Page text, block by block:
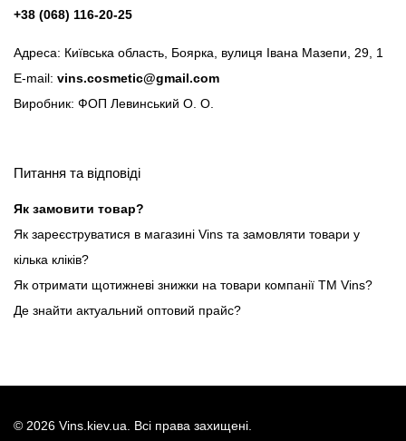
+38 (068) 116-20-25
Адреса: Київська область, Боярка, вулиця Івана Мазепи, 29, 1
E-mail: vins.cosmetic@gmail.com
Виробник: ФОП Левинський О. О.
Питання та відповіді
Як замовити товар?
Як зареєструватися в магазині Vins та замовляти товари у
кілька кліків?
Як отримати щотижневі знижки на товари компанії ТМ Vins?
Де знайти актуальний оптовий прайс?
© 2026 Vins.kiev.ua. Всі права захищені.